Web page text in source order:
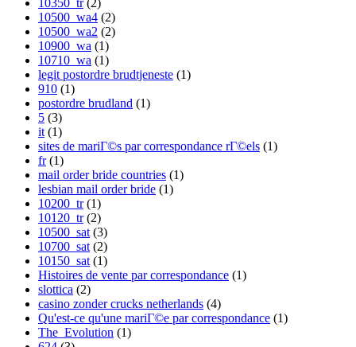
10350_tr(2)
10500_wa4 (2)
10500_wa2 (2)
10900_wa (1)
10710_wa (1)
legit postordre brudtjeneste (1)
910 (1)
postordre brudland (1)
5 (3)
it (1)
sites de mariГ©s par correspondance rГ©els (1)
fr(1)
mail order bride countries (1)
lesbian mail order bride (1)
10200_tr(1)
10120_tr(2)
10500_sat (3)
10700_sat (2)
10150_sat (1)
Histoires de vente par correspondance (1)
slottica (2)
casino zonder crucks netherlands (4)
Qu'est-ce qu'une mariГ©e par correspondance (1)
The_Evolution (1)